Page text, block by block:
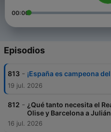
00:00
Episodios
813 - ¡España es campeona
19 jul. 2026
812 - ¿Qué tanto necesita el
Olise y Barcelona a
16 jul. 2026